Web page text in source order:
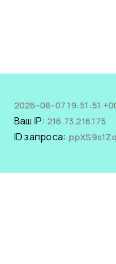
2026-08-07 19:51:51
Ваш IP: 216.73.216.175
ID запроса: